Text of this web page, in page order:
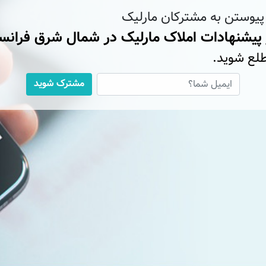
پیوستن به مشترکان مارلیک
پیشنهادات املاک مارلیک در شمال شرق
شوید.
مشترک شوید